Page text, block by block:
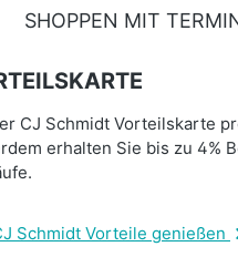
SHOPPEN MIT
CJ Schmidt Vorteilskarte
erhalten Sie bis zu 4%
Schmidt Vorteile genießen